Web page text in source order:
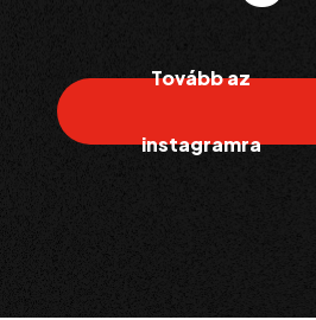
Tovább az
instagramra